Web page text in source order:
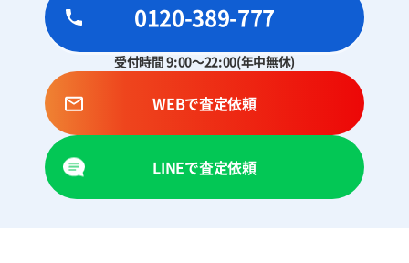
0120-389-777
受付時間 9:00～22:00(年中無休)
WEBで査定依頼
LINEで査定依頼